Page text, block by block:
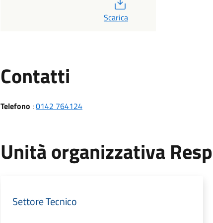
Scarica
Contatti
Telefono :0142 764124
Unità organizzativa
Settore Tecnico